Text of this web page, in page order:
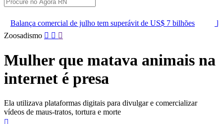
julho tem superávit de US$ 7 bilhões
Lei que aumenta punição
Pular
conteúdo
Zoosadismo
Mulher que matava animais na
internet é presa
Ela utilizava plataformas digitais para divulgar e comercializar
vídeos de maus-tratos, tortura e morte